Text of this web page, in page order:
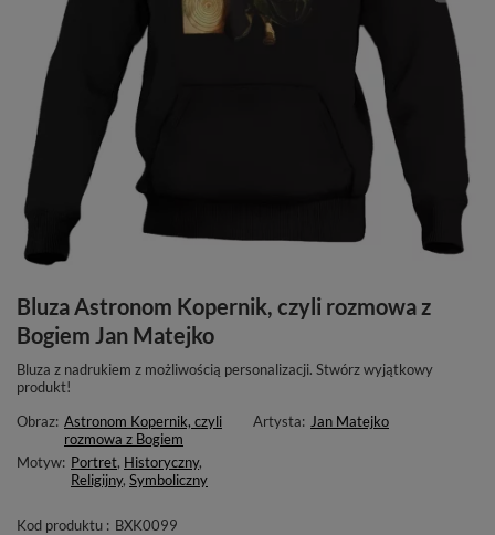
Bluza Astronom Kopernik, czyli rozmowa z
Bogiem Jan Matejko
Bluza z nadrukiem z możliwością personalizacji. Stwórz wyjątkowy
produkt!
Obraz: Astronom Kopernik, czyli
rozmowa z Bogiem
Artysta: Jan Matejko
Motyw: Portret, Historyczny,
Religijny, Symboliczny
Kod produktu : BXK0099